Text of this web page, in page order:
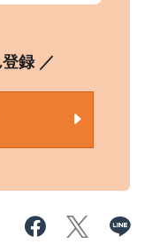
録 ／